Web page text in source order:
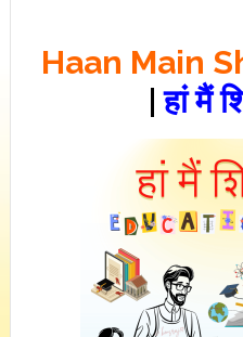
Haan Main
हां मैं